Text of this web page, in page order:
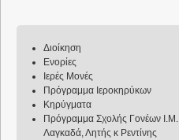
Διοίκηση
Ενορίες
Ιερές Μονές
Πρόγραμμα Ιεροκηρύκων
Κηρύγματα
Πρόγραμμα Σχολής Γονέων Ι.Μ.
Λαγκαδά, Λητής κ Ρεντίνης